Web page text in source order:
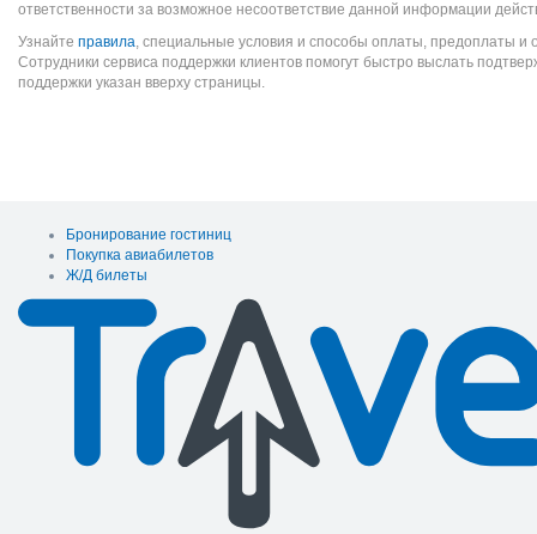
ответственности за возможное несоответствие данной информации
Узнайте правила, специальные условия и способы оплаты, предоплаты и
Сотрудники сервиса поддержки клиентов помогут быстро выслать
поддержки указан вверху страницы.
Бронирование гостиниц
Покупка авиабилетов
Ж/Д билеты